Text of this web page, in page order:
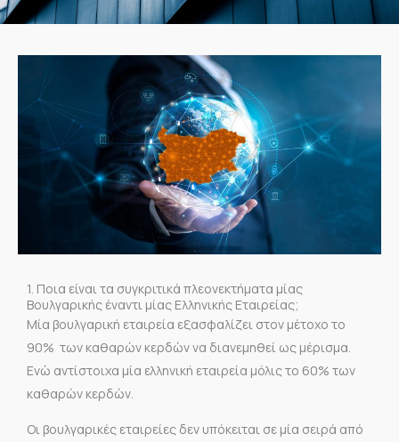
1. Ποια είναι τα συγκριτικά πλεονεκτήματα μίας
Βουλγαρικής έναντι μίας Ελληνικής Εταιρείας;
Μία βουλγαρική εταιρεία εξασφαλίζει στον μέτοχο το
90% των καθαρών κερδών να διανεμηθεί ως μέρισμα.
Ενώ αντίστοιχα μία ελληνική εταιρεία μόλις το 60% των
καθαρών κερδών.
Οι βουλγαρικές εταιρείες δεν υπόκειται σε μία σειρά από